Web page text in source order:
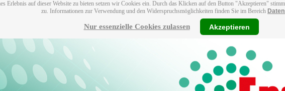
Erlebnis auf dieser Website zu bieten setzen wir Cookies ein. Durch das Klicken auf den Button "Akzeptieren"
zu. Informationen zur Verwendung und den Widerspruchsmöglichkeiten finden Sie im Bereich
Nur essenzielle Cookies zulassen Akzeptieren